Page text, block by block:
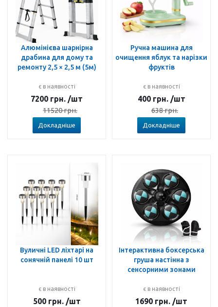
Алюмінієва шарнірна
драбина для дому та
ремонту 2,5 × 2,5 м (5м)
є в наявності
7200 грн. /шт
11520грн.
Докладніше
Ручна машина для
очищення яблук та нарізки
фруктів
є в наявності
400 грн. /шт
638грн.
Докладніше
Вуличні LED ліхтарі на
сонячній панелі 10 шт
є в наявності
500 грн. /шт
Інтерактивна боксерська
груша настінна з
сенсорними зонами
є в наявності
1690 грн. /шт